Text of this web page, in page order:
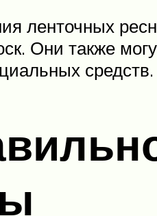
ленточных
Они также
средств.